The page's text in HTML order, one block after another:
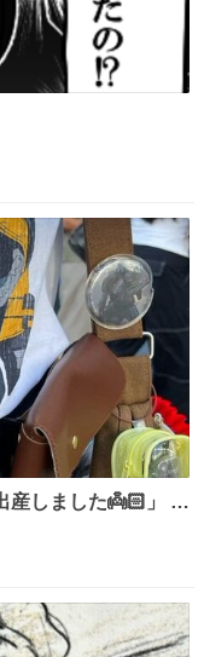
しました👼🏻」 友
ハマりしたヴィズ